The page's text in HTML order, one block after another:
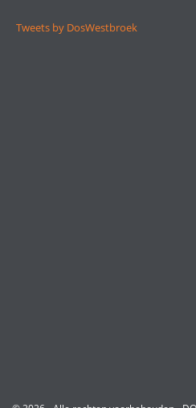
Tweets by DosWestbroek